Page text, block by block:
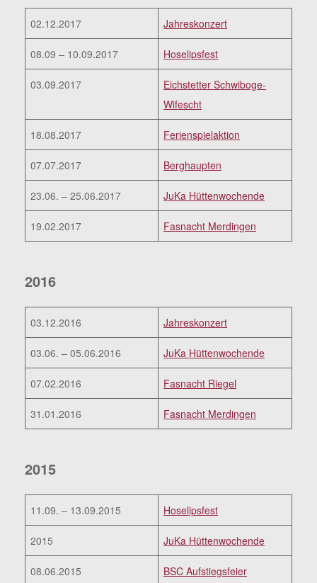
02.12.2017 Jahreskonzert
08.09 – 10.09.2017 Hoselipsfest
03.09.2017
Eichstetter Schwiboge-
Wifescht
18.08.2017 Ferienspielaktion
07.07.2017 Berghaupten
23.06. – 25.06.2017 JuKa Hüttenwochende
19.02.2017 Fasnacht Merdingen
2016
03.12.2016 Jahreskonzert
03.06. – 05.06.2016 JuKa Hüttenwochende
07.02.2016 Fasnacht Riegel
31.01.2016 Fasnacht Merdingen
2015
11.09. – 13.09.2015 Hoselipsfest
2015 JuKa Hüttenwochende
08.06.2015 BSC Aufstiegsfeier